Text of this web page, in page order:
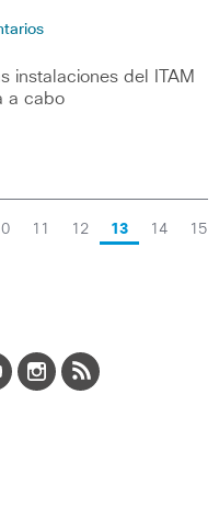
instalaciones del ITAM
a cabo
11 12 13 14 15